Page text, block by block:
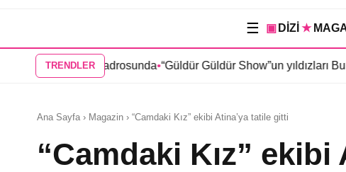
☰ ▣ DİZİ ★
TRENDLER
dizisi kadrosunda “Güldür Güldür Show”un yıldızları Burak
Ana Sayfa › Magazin › “Camdaki Kız” ekibi Atina’ya tatile gitti
“Camdaki Kız”